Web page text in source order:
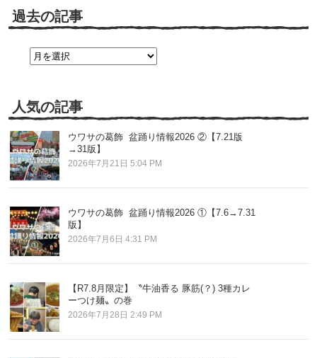
過去の記事
人気の記事
ウワサの葛飾 盆踊り情報2026 ②【7.21版
→31版】
2026年7月21日 5:04 PM
ウワサの葛飾 盆踊り情報2026 ①【7.6→7.31
版】
2026年7月6日 4:31 PM
【R7.8月限定】〝牛油香る 豚筋(？) 3種カレ
ーつけ麺〟の巻
2026年7月28日 2:49 PM